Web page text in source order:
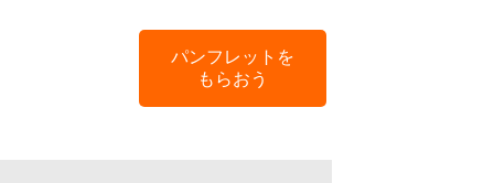
パンフレットを
もらおう